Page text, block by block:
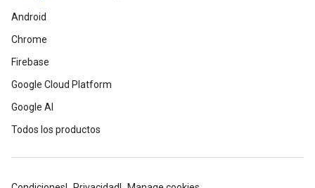
Android
Chrome
Firebase
Google Cloud Platform
Google AI
Todos los productos